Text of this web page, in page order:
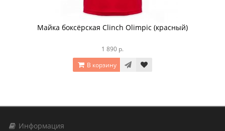
Майка боксёрская Clinch Olimpic (красный)
1 890 р.
В корзину
Информация